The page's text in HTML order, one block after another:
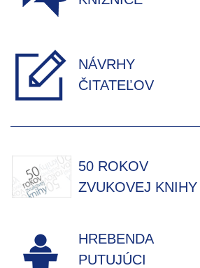
NÁVRHY
ČITATEĽOV
50 ROKOV
ZVUKOVEJ KNIHY
HREBENDA
PUTUJÚCI